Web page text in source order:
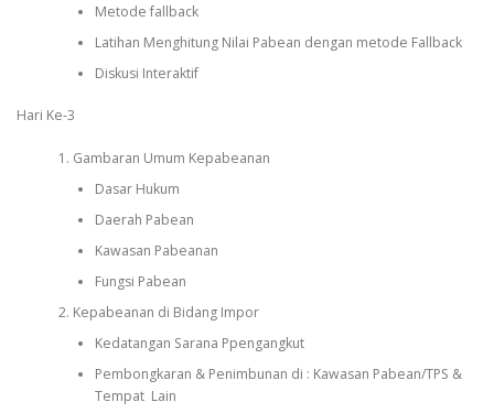
Metode fallback
Latihan Menghitung Nilai Pabean dengan metode Fallback
Diskusi Interaktif
Hari Ke-3
Gambaran Umum Kepabeanan
Dasar Hukum
Daerah Pabean
Kawasan Pabeanan
Fungsi Pabean
Kepabeanan di Bidang Impor
Kedatangan Sarana Ppengangkut
Pembongkaran & Penimbunan di : Kawasan Pabean/TPS &
Tempat Lain